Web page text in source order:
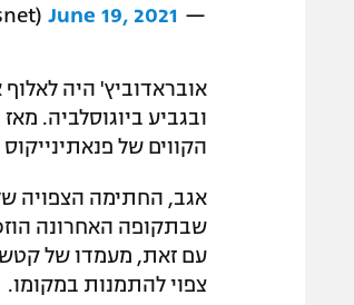
— Eurohoops (@Eurohoopsnet)
June 19, 2021
ובגביע ביוגוסלביה.
הקווים של
אגב, החתימה הצפויה
שבתקופה האחרונה
עם זאת, מעמדו של קטש
צפוי להתמנות במקומו.